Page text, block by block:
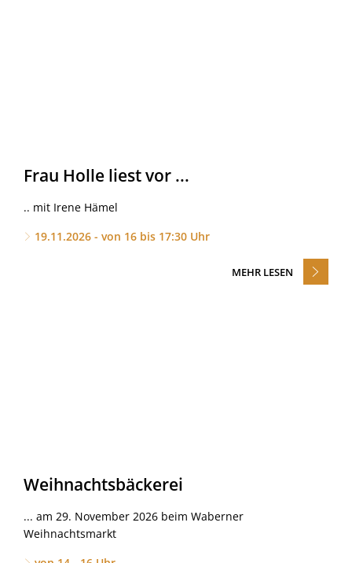
Frau Holle liest vor ...
.. mit Irene Hämel
19.11.2026 - von 16 bis 17:30 Uhr
MEHR LESEN
Weihnachtsbäckerei
... am 29. November 2026 beim Waberner
Weihnachtsmarkt